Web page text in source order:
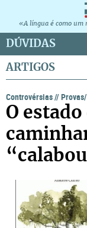
«A língua é como um
DÚVIDAS
ARTIGOS
Controvérsias//
O estado